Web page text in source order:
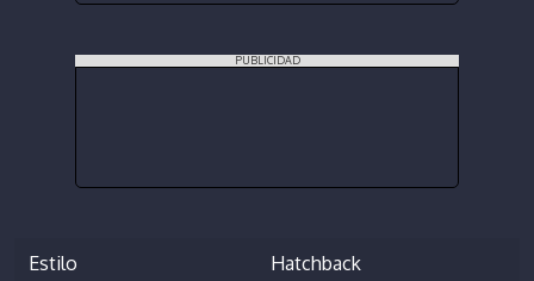
PUBLICIDAD
Estilo Hatchback